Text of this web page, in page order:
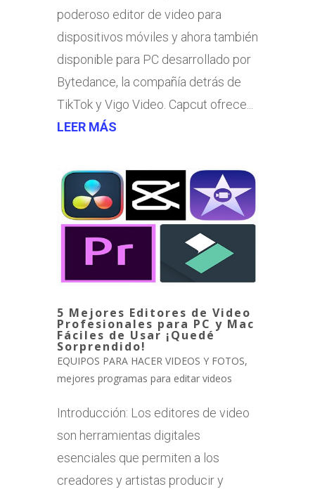
poderoso editor de video para
dispositivos móviles y ahora también
disponible para PC desarrollado por
Bytedance, la compañía detrás de
TikTok y Vigo Video. Capcut ofrece...
LEER MÁS
5 Mejores Editores de Video
Profesionales para PC y Mac
Fáciles de Usar ¡Quedé
Sorprendido!
EQUIPOS PARA HACER VIDEOS Y FOTOS,
mejores programas para editar videos
Introducción: Los editores de video
son herramientas digitales
esenciales que permiten a los
creadores y artistas producir y